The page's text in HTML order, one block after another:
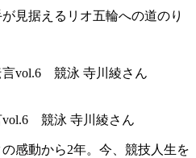
見据えるリオ五輪への道のり
vol.6 競泳 寺川綾さん
感動から2年。今、競技人生を